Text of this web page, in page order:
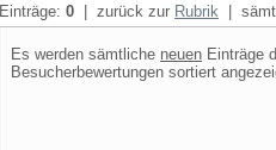
Einträge: 0 | zurück zur Rubrik |
Es werden sämtliche neuen Einträge
Besucherbewertungen sortiert